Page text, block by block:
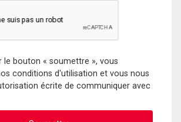
le bouton « soumettre », vous
conditions d'utilisation et vous nous
écrite de communiquer avec